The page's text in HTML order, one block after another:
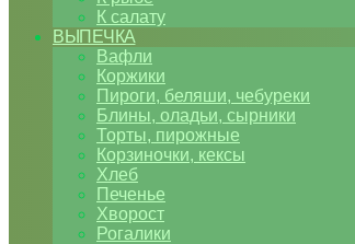
К салату
ВЫПЕЧКА
Вафли
Коржики
Пироги, беляши, чебуреки
Блины, оладьи, сырники
Торты, пирожные
Корзиночки, кексы
Хлеб
Печенье
Хворост
Рогалики